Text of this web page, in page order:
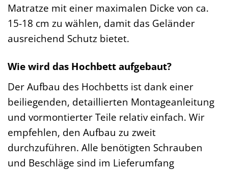
Matratze mit einer maximalen Dicke von ca.
15-18 cm zu wählen, damit das Geländer
ausreichend Schutz bietet.
Wie wird das Hochbett aufgebaut?
Der Aufbau des Hochbetts ist dank einer
beiliegenden, detaillierten Montageanleitung
und vormontierter Teile relativ einfach. Wir
empfehlen, den Aufbau zu zweit
durchzuführen. Alle benötigten Schrauben
und Beschläge sind im Lieferumfang